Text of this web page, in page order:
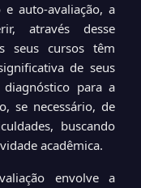
auto-avaliação, a
através desse
seus cursos têm
de seus
para a
se necessário, de
buscando
acadêmica.
envolve a